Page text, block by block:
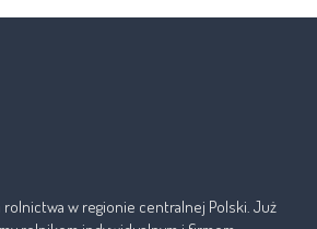
rolnictwa w regionie centralnej Polski. Już